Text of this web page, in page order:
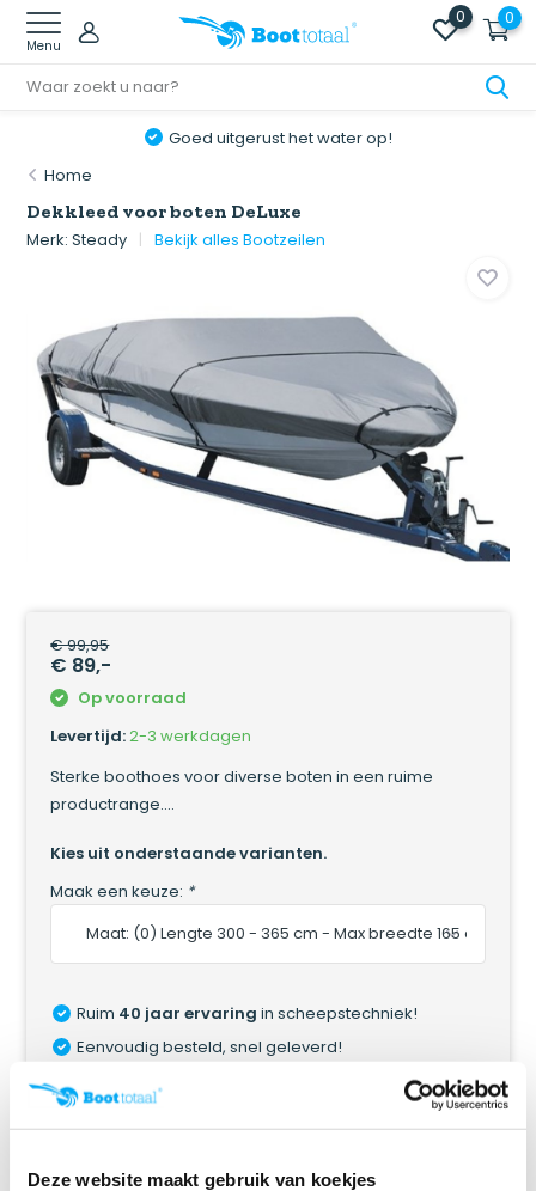
Deze website maakt gebruik van koekjes
Menu
0 0
Goed uitgerust het water op!
Home
Dekkleed voor boten DeLuxe
Merk:Steady Bekijk alles Bootzeilen
€ 99,95
€ 89,-
Op voorraad
Levertijd:2-3 werkdagen
Sterke boothoes voor diverse boten in een ruime
productrange....
Kies uit onderstaande varianten.
Maak een keuze: *
Ruim 40 jaar ervaringin scheepstechniek!
Eenvoudig besteld, snel geleverd!